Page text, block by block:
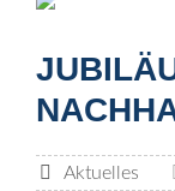
Aktuelles